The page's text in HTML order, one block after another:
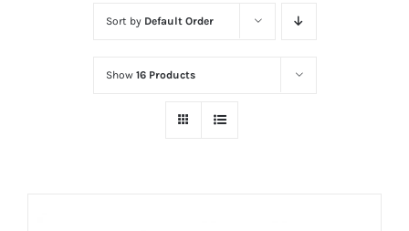
Sort by Default Order
Show 16 Products